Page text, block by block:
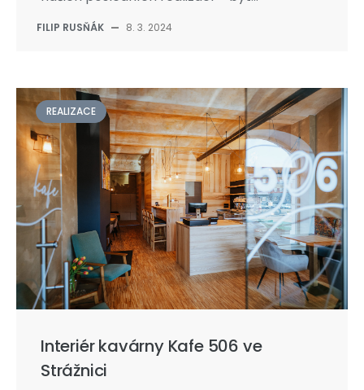
FILIP RUSŇÁK — 8. 3. 2024
REALIZACE
Interiér kavárny Kafe 506 ve
Strážnici